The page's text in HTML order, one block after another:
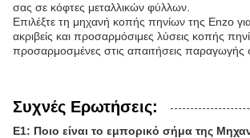
σας σε κόφτες μεταλλικών φύλλων.
Επιλέξτε τη μηχανή κοπής πηνίων της Enzo
ακριβείς και προσαρμόσιμες λύσεις κοπής
προσαρμοσμένες στις απαιτήσεις παραγωγής
Συχνές Ερωτήσεις:
Ε1: Ποιο είναι το εμπορικό σήμα της